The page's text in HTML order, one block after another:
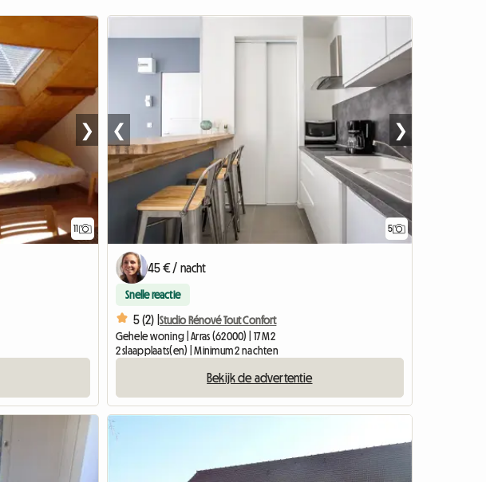
11
❯
5
❮ ❯
45 € / nacht
Snelle reactie
5 (2) | Studio Rénové Tout Confort
Gehele woning | Arras (62000) | 17 M2
2 slaapplaats(en) | Minimum 2 nachten
Bekijk de advertentie